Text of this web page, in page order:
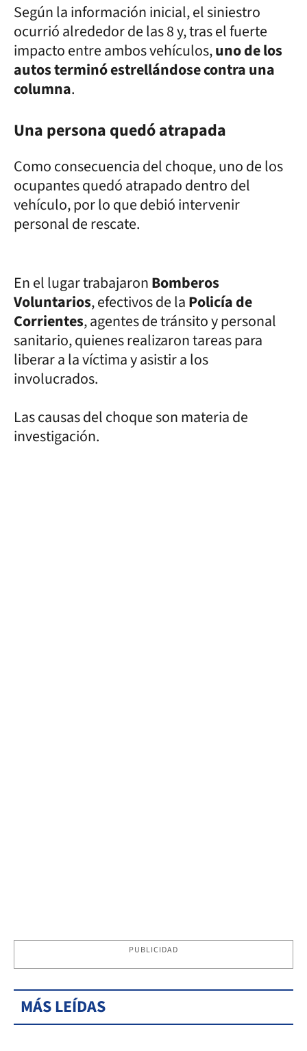
Según la información inicial, el siniestro
ocurrió alrededor de las 8 y, tras el fuerte
impacto entre ambos vehículos,uno de los
autos terminó estrellándose contra una
columna.
Una persona quedó atrapada
Como consecuencia del choque, uno de los
ocupantes quedó atrapado dentro del
vehículo, por lo que debió intervenir
personal de rescate.
En el lugar trabajaronBomberos
Voluntarios, efectivos de laPolicía de
Corrientes, agentes de tránsito y personal
sanitario, quienes realizaron tareas para
liberar a la víctima y asistir a los
involucrados.
Las causas del choque son materia de
investigación.
PUBLICIDAD
MÁS LEÍDAS